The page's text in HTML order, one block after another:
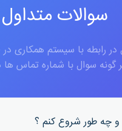
سوالات متداول
در رابطه با سیستم همکاری
سوال با شماره تماس ها